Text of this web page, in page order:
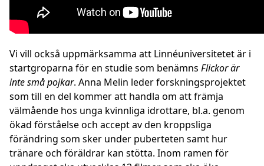
Vi vill också uppmärksamma att Linnéuniversitetet är i
startgroparna för en studie som benämns Flickor är
inte små pojkar. Anna Melin leder forskningsprojektet
som till en del kommer att handla om att främja
välmående hos unga kvinnliga idrottare, bl.a. genom
ökad förståelse och accept av den kroppsliga
förändring som sker under puberteten samt hur
tränare och föräldrar kan stötta. Inom ramen för